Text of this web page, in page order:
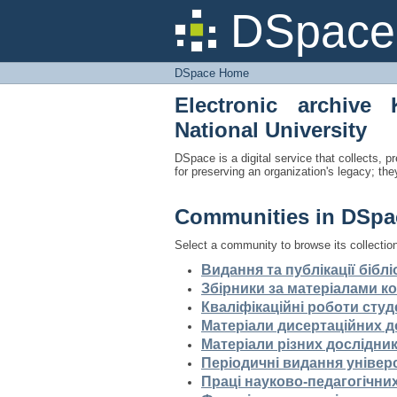
DSpace Home
DSpace Home
Electronic archive
National University
DSpace is a digital service that collects,
for preserving an organization's legacy;
Communities in
Select a community to browse its
Видання та публікації
Збірники за матеріалами
Кваліфікаційні роботи
Матеріали дисертаційних
Матеріали різних
Періодичні видання
Праці науково-